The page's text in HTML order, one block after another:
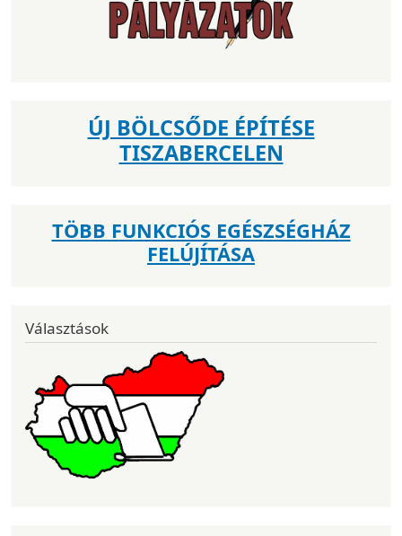
ÚJ BÖLCSŐDE ÉPÍTÉSE
TISZABERCELEN
TÖBB FUNKCIÓS EGÉSZSÉGHÁZ
FELÚJÍTÁSA
Választások